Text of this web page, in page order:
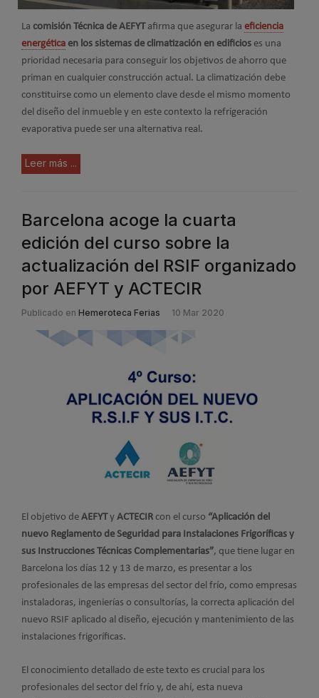
La comisión Técnica de AEFYTafirma que asegurar la eficiencia
energética en los sistemas de climatización en edificios es una
prioridad necesaria para conseguir los objetivos de ahorro que
priman en cualquier construcción actual. La climatización debe
constituirse como un elemento clave desde el mismo momento
del diseño del inmueble y en este contexto la refrigeración
evaporativa puede ser una alternativa real.
Leer más ...
Barcelona acoge la cuarta
edición del curso sobre la
actualización del RSIF organizado
por AEFYT y ACTECIR
Publicado en Hemeroteca Ferias 10 Mar 2020
El objetivo de AEFYTy ACTECIR con el curso “Aplicación del
nuevo Reglamento de Seguridad para Instalaciones Frigoríficas y
sus Instrucciones Técnicas Complementarias”, que tiene lugar en
Barcelona los días 12 y 13 de marzo, es presentar a los
profesionales de las empresas del sector del frío, como empresas
instaladoras, ingenierías o consultorías, la correcta aplicación del
nuevo RSIF aplicado al diseño, ejecución y mantenimiento de las
instalaciones frigoríficas.
El conocimiento detallado de este texto es crucial para los
profesionales del sector del frío y, de ahí, esta nueva